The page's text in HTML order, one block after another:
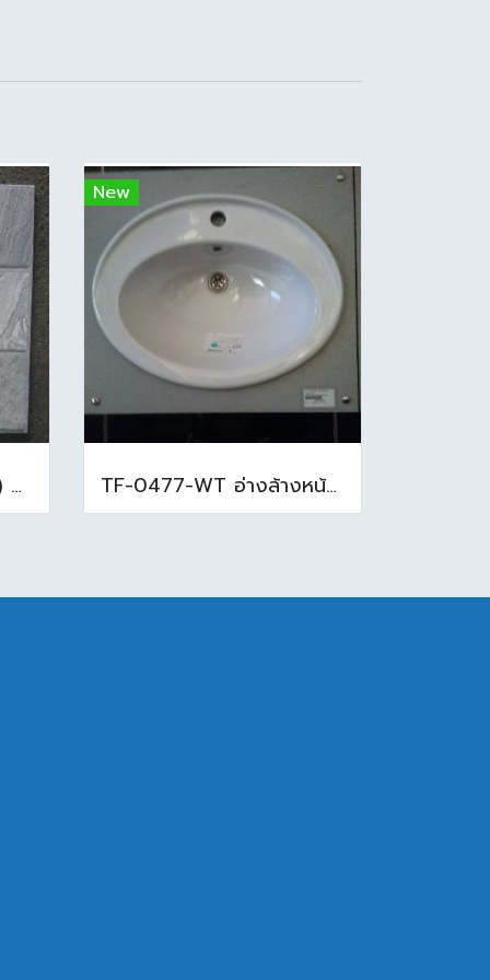
16x16นิ้ว นกสโมกกี้ ( D ) A (Pack6)
New
TF-0477-WT อ่างล้างหน้าบนเคาน์เตอร์ สีขาว